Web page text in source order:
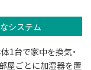
システム
1台で家中を換気・
屋ごとに加湿器を置